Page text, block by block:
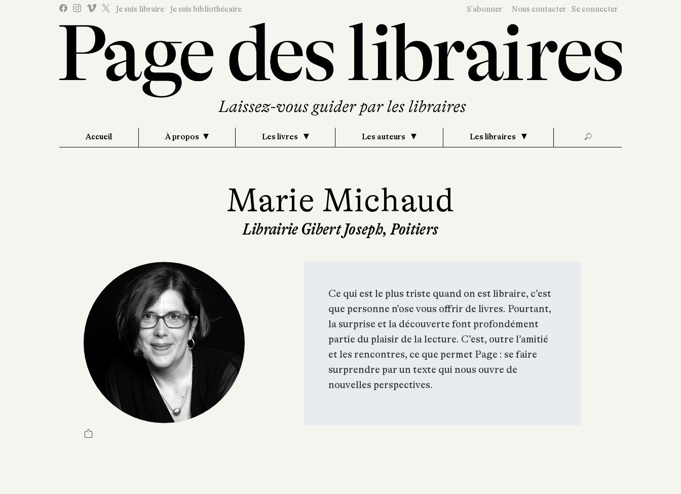
Je suis libraire Je suis bibliothécaire S'abonner Nous contacter Se connecter
Accueil À propos Les livres Les auteurs Les libraires 🔎
Marie Michaud
Librairie Gibert Joseph, Poitiers
Ce qui est le plus triste quand on est libraire, c’est
que personne n’ose vous offrir de livres. Pourtant,
la surprise et la découverte font profondément
partie du plaisir de la lecture. C’est, outre l’amitié
et les rencontres, ce que permet Page : se faire
surprendre par un texte qui nous ouvre de
nouvelles perspectives.